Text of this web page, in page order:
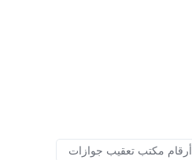
أرقام مكتب تعقيب جوازات